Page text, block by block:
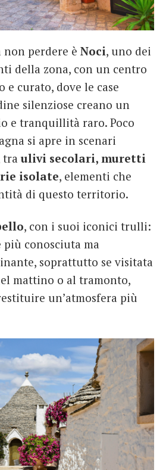
non perdere è Noci, uno dei
della zona, con un centro
e curato, dove le case
silenziose creano un
e tranquillità raro. Poco
si apre in scenari
tra ulivi secolari, muretti
isolate, elementi che
di questo territorio.
, con i suoi iconici trulli:
conosciuta ma
soprattutto se visitata
mattino o al tramonto,
un’atmosfera più